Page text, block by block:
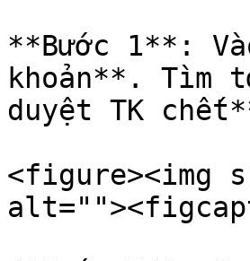
**Bước 1**:
khoản**. Tìm
duyệt TK
<figure><img